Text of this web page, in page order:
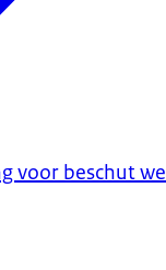
voor beschut